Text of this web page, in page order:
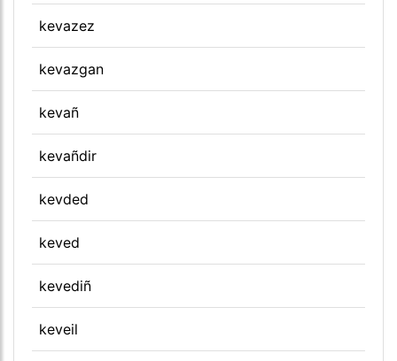
kevazez
kevazgan
kevañ
kevañdir
kevded
keved
kevediñ
keveil